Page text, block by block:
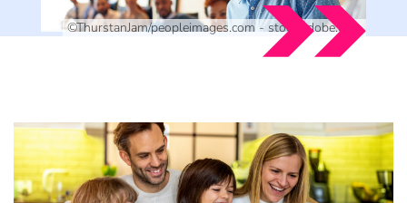
©ThurstanJam/peopleimages.com - stock.adobe.com